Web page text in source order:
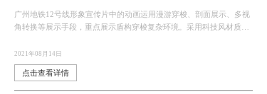
广州地铁12号线形象宣传片中的动画运用漫游穿梭、剖面展示、多视
角转换等展示手段，重点展示盾构穿梭复杂环境。采用科技风材质和
具代表性的作品。
2021年08月14日
点击查看详情